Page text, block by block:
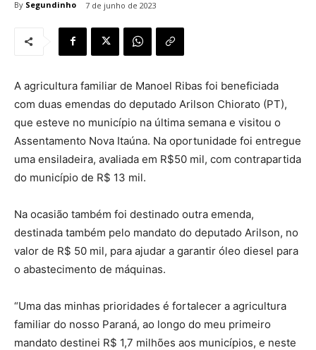
By Segundinho 7 de junho de 2023
A agricultura familiar de Manoel Ribas foi beneficiada
com duas emendas do deputado Arilson Chiorato (PT),
que esteve no município na última semana e visitou o
Assentamento Nova Itaúna. Na oportunidade foi entregue
uma ensiladeira, avaliada em R$50 mil, com contrapartida
do município de R$ 13 mil.
Na ocasião também foi destinado outra emenda,
destinada também pelo mandato do deputado Arilson, no
valor de R$ 50 mil, para ajudar a garantir óleo diesel para
o abastecimento de máquinas.
“Uma das minhas prioridades é fortalecer a agricultura
familiar do nosso Paraná, ao longo do meu primeiro
mandato destinei R$ 1,7 milhões aos municípios, e neste